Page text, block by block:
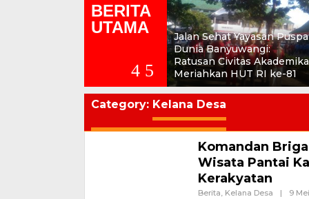
BERITA
UTAMA
Jalan Sehat Yayasan Puspa
Dunia Banyuwangi:
Ratusan Civitas Akademika
Meriahkan HUT RI ke-81
Category: Kelana Desa
Komandan
Wisata Pantai
Kerakyatan
Berita, Kelana Desa | 9